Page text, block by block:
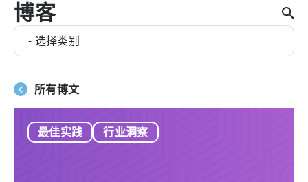
博客
- 选择类别
所有博文
最佳实践 行业洞察